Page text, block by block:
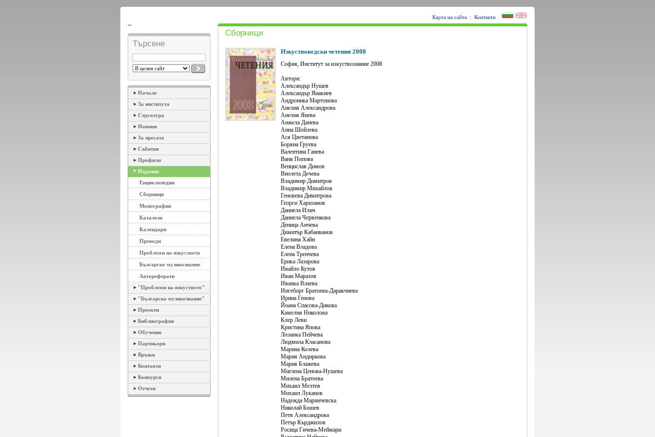
Карта на сайта : Контакти
--
Търсене
Начало
За института
Структура
Новини
За пресата
Събития
Профили
Издания
Енциклопедии
Сборници
Монографии
Каталози
Календари
Преводи
Проблеми на изкуството
Българско музикознание
Автореферати
"Проблеми на изкуството"
"Българско музикознание"
Проекти
Библиография
Обучение
Партньори
Връзки
Контакти
Конкурси
Отчети
Сборници
Изкуствоведски четения 2008
София, Институт за изкуствознание 2008
Автори:
Александър Нушев
Александър Янакиев
Андроника Мартонова
Анелия Александрова
Анелия Янева
Анжела Данева
Анна Шойлева
Ася Цветанова
Боряна Груева
Валентина Ганева
Ваня Попова
Венцислав Димов
Виолета Дечева
Владимир Димитров
Владимир Михайлов
Геновева Димитрова
Георги Харизанов
Даниела Илич
Даниела Червенкова
Деница Анчева
Димитър Кабаиванов
Евелина Хайн
Елена Владова
Елена Тренчева
Ерика Лазарова
Ивайло Кутов
Иван Маразов
Иванка Влаева
Ингеборг Братоева-Даракчиева
Ирина Генова
Йоана Спасова-Дикова
Камелия Николова
Клер Леви
Кристина Япова
Лозанка Пейчева
Людмила Класанова
Марина Колева
Мария Андиркова
Мария Блажева
Миглена Ценова-Нушева
Милена Братоева
Михаил Мелтев
Михаил Луканов
Надежда Маринчевска
Николай Бошев
Петя Александрова
Петър Кърджилов
Росица Гичева-Меймари